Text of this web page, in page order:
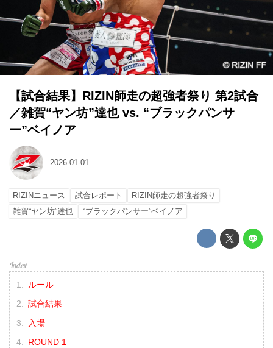
【試合結果】RIZIN師走の超強者祭り 第2試合
／雑賀“ヤン坊”達也 vs. “ブラックパンサ
ー”ベイノア
2026-01-01
RIZINニュース 試合レポート
RIZIN師走の超強者祭り
雑賀“ヤン坊”達也
“ブラックパンサー”ベイノア
ルール
試合結果
入場
ROUND 1